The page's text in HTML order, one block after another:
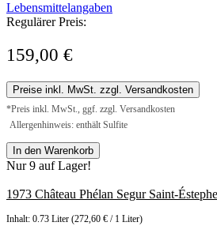
Lebensmittelangaben
Regulärer Preis:
159,00 €
Preise inkl. MwSt. zzgl. Versandkosten
*Preis inkl. MwSt., ggf. zzgl. Versandkosten
Allergenhinweis: enthält Sulfite
In den Warenkorb
Nur 9 auf Lager!
1973 Château Phélan Segur Saint-
Inhalt: 0.73 Liter (272,60 € / 1 Liter)